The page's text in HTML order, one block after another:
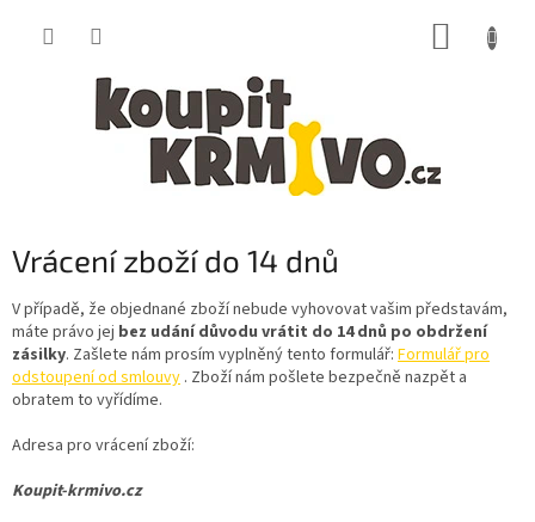
Vrácení zboží do 14 dnů
V případě, že objednané zboží nebude vyhovovat vašim představám,
máte právo jej bez udání důvodu vrátit do 14 dnů po obdržení
zásilky. Zašlete nám prosím vyplněný tento formulář: Formulář pro
odstoupení od smlouvy . Zboží nám pošlete bezpečně nazpět a
obratem to vyřídíme.
Adresa pro vrácení zboží:
Koupit-krmivo.cz